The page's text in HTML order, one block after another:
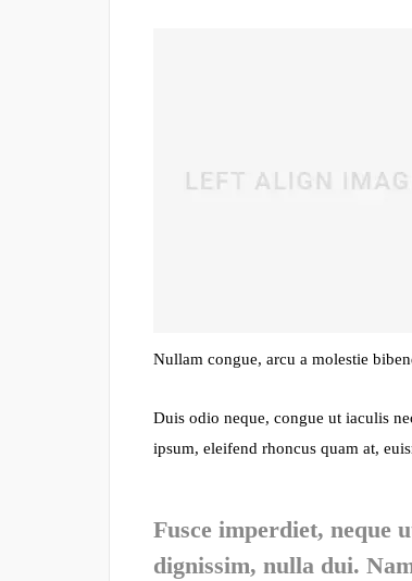
Nullam congue, arcu a molestie
Duis odio neque, congue ut iaculis
ipsum, eleifend rhoncus quam at,
Fusce imperdiet, neque
dignissim, nulla dui.